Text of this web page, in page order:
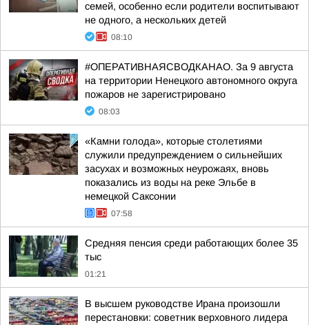
семей, особенно если родители воспитывают
не одного, а нескольких детей
08:10
#ОПЕРАТИВНАЯСВОДКАНАО. За 9 августа
на территории Ненецкого автономного округа
пожаров не зарегистрировано
08:03
«Камни голода», которые столетиями
служили предупреждением о сильнейших
засухах и возможных неурожаях, вновь
показались из воды на реке Эльбе в
немецкой Саксонии
07:58
Средняя пенсия среди работающих более 35
тыс
01:21
В высшем руководстве Ирана произошли
перестановки: советник верховного лидера